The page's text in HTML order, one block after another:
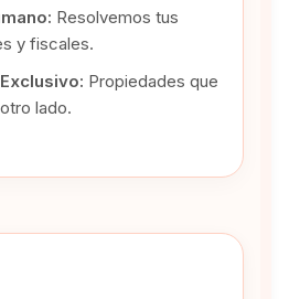
Resolvemos tus
y fiscales.
Propiedades que
lado.